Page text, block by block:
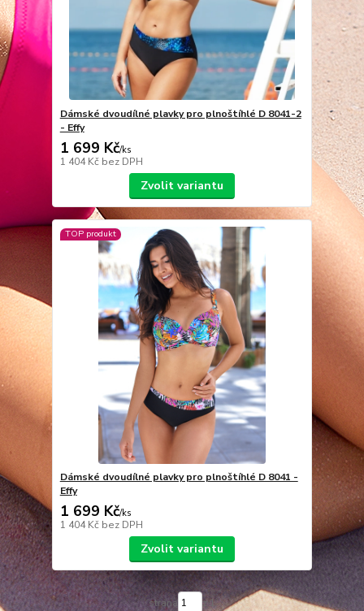
Dámské dvoudílné plavky pro plnoštíhlé D 8041-2
- Effy
1 699 Kč/ks
1 404 Kč bez DPH
Zvolit variantu
TOP produkt
Dámské dvoudílné plavky pro plnoštíhlé D 8041 -
Effy
1 699 Kč/ks
1 404 Kč bez DPH
Zvolit variantu
strana z 1